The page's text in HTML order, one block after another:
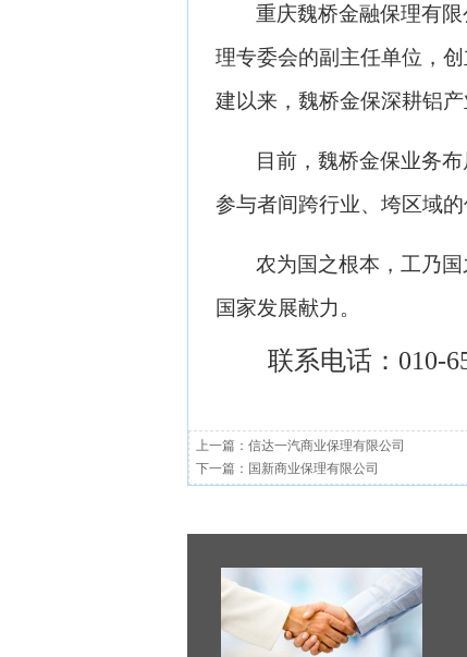
重庆魏桥金融保理有
理专委会的副主任单位，
建以来，魏桥金保深耕铝
目前，魏桥金保业务
参与者间跨行业、垮区域的
农为国之根本，工乃
国家发展献力。
联系电话：010-
上一篇： 信达一汽商业保理有限公司
下一篇： 国新商业保理有限公司